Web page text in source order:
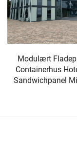
Modulært
Containerhus
Sandwichpanel